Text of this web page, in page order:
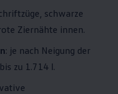
schwarze
Ziernähte innen.
: je nach Neigung der
zu 1.714 l.